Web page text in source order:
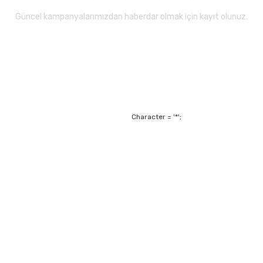
Güncel kampanyalarımızdan haberdar olmak için kayıt olunuz.
Character = '*';